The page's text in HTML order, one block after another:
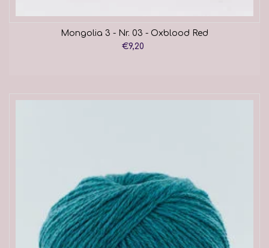
Mongolia 3 - Nr. 03 - Oxblood Red
€9,20